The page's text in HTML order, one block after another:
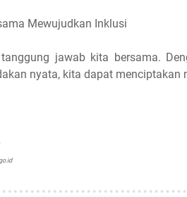
Mewujudkan Inklusi
jawab kita bersama.
nyata, kita dapat